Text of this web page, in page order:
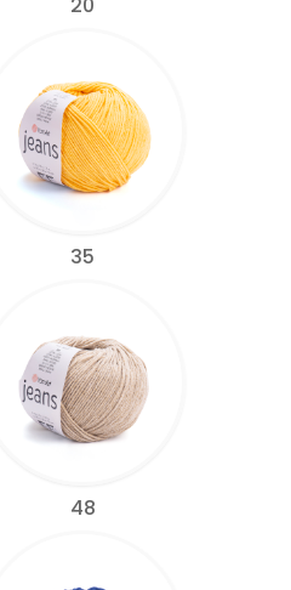
35
48